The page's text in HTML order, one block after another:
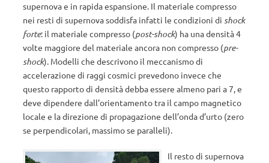
supernova e in rapida espansione. Il materiale compresso
nei resti di supernova soddisfa infatti le condizioni di shock
forte: il materiale compresso (post-shock) ha una densità 4
volte maggiore del materiale ancora non compresso (pre-
shock). Modelli che descrivono il meccanismo di
accelerazione di raggi cosmici prevedono invece che
questo rapporto di densità debba essere almeno pari a 7, e
deve dipendere dall’orientamento tra il campo magnetico
locale e la direzione di propagazione dell’onda d’urto (zero
se perpendicolari, massimo se paralleli).
Il resto di supernova